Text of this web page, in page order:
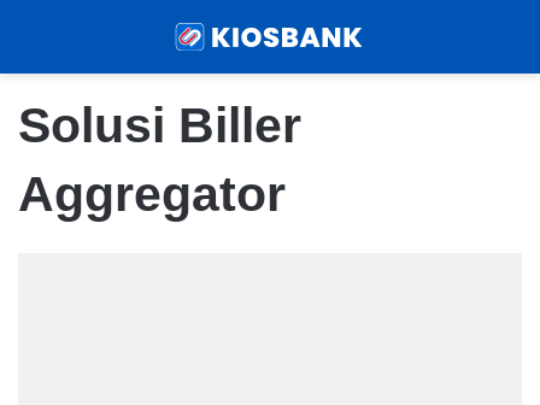
Solusi Biller
Aggregator